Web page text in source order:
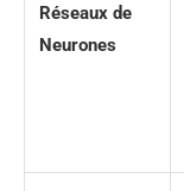
Réseaux de
Neurones